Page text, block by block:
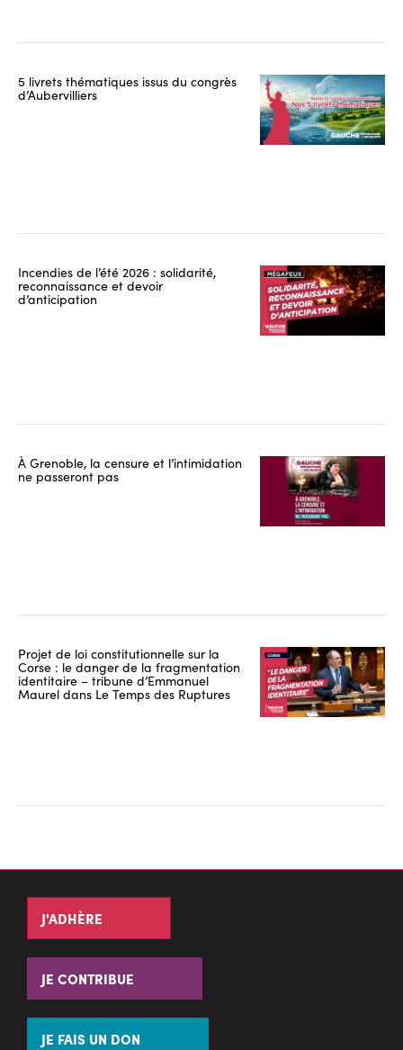
5 livrets thématiques issus du congrès
d’Aubervilliers
Incendies de l’été 2026 : solidarité,
reconnaissance et devoir
d’anticipation
À Grenoble, la censure et l’intimidation
ne passeront pas
Projet de loi constitutionnelle sur la
Corse : le danger de la fragmentation
identitaire – tribune d’Emmanuel
Maurel dans Le Temps des Ruptures
J'ADHÈRE
JE CONTRIBUE
JE FAIS UN DON